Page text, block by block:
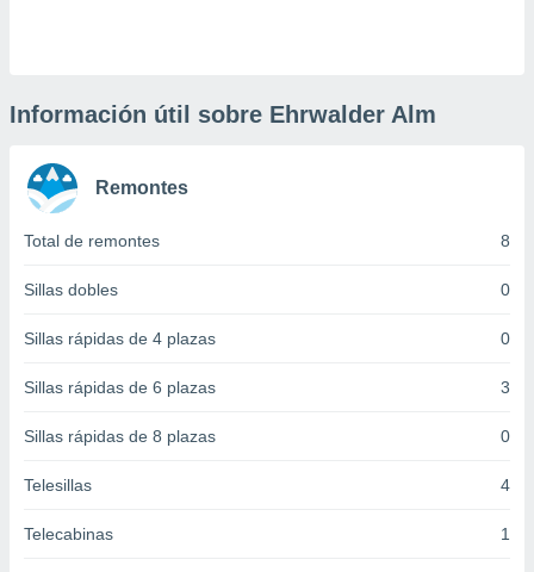
únicos
similares
como
de
en
a lo que
su
Información útil sobre Ehrwalder Alm
Remontes
Total de remontes 8
Sillas dobles 0
Sillas rápidas de 4 plazas 0
Sillas rápidas de 6 plazas 3
Sillas rápidas de 8 plazas 0
Telesillas 4
Telecabinas 1